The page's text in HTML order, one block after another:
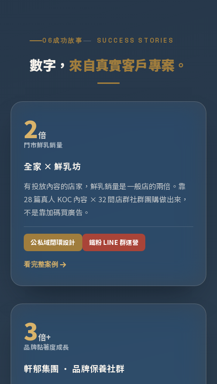
06成功故事 SUCCESS STORIES
數字， 來自真實客戶專案。
2倍
門市鮮乳銷量
全家 × 鮮乳坊
有投放內容的店家，鮮乳銷量是一般店的兩倍。靠
28 篇真人 KOC 內容 × 32 間店群社群團購做出來，
不是靠加碼買廣告。
公私域閉環設計 鐵粉 LINE 群運營
看完整案例
3倍+
品牌黏著度成長
軒郁集團 · 品牌保養社群